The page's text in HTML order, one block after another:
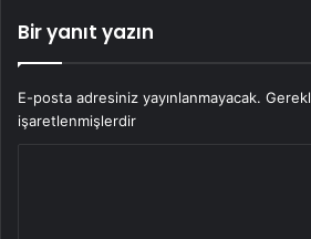
Bir yanıt yazın
E-posta adresiniz yayınlanmayacak.
işaretlenmişlerdir